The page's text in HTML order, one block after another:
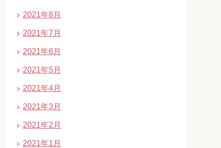
2021年8月
2021年7月
2021年6月
2021年5月
2021年4月
2021年3月
2021年2月
2021年1月